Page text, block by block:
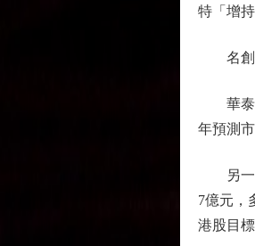
特「增
名創
華泰證
年預測
另一間
7億元，
港股目